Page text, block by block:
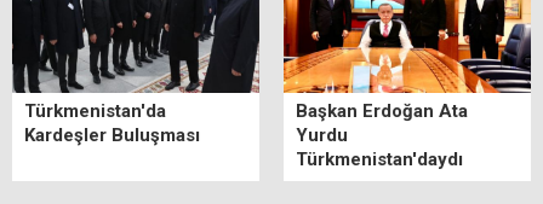
Türkmenistan'da
Kardeşler Buluşması
Başkan Erdoğan Ata
Yurdu
Türkmenistan'daydı